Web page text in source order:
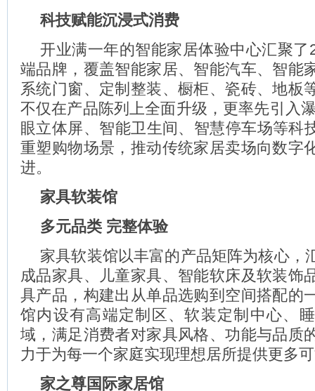
科技赋能沉浸式消费
开业满一年的智能家居体验中心汇聚了
端品牌，覆盖智能家居、智能汽车、智能
系统门窗、定制整装、橱柜、瓷砖、地板
不仅在产品陈列上全面升级，更率先引入
眼立体屏、智能卫生间、智慧停车场等科
重塑购物场景，推动传统家居卖场向数字
进。
家具软装馆
多元品类 完整体验
家具软装馆以丰富的产品矩阵为核心，
成品家具、儿童家具、智能软床及软装饰
具产品，构建出从单品选购到空间搭配的
馆内设有高端定制区、软装定制中心、
域，满足消费者对家具风格、功能与品质
力于为每一个家庭实现理想居所提供更多
家之尊国际家居馆